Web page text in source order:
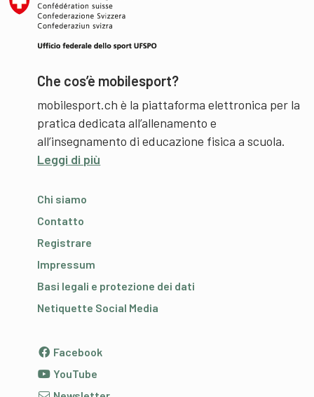
Che cos’è mobilesport?
mobilesport.ch è la piattaforma elettronica per la
pratica dedicata all’allenamento e
all’insegnamento di educazione fisica a scuola.
Leggi di più
Chi siamo
Contatto
Registrare
Impressum
Basi legali e protezione dei dati
Netiquette Social Media
Facebook
YouTube